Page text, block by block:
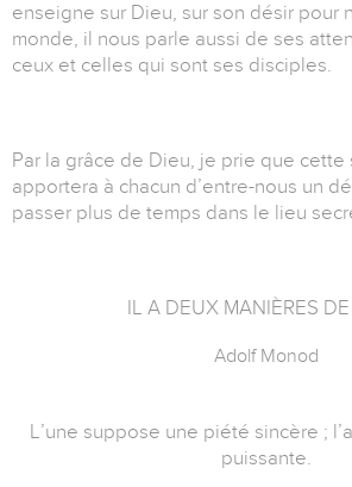
enseigne sur Dieu, sur son désir pour
monde, il nous parle aussi de ses
ceux et celles qui sont ses disciples.
Par la grâce de Dieu, je prie que cette
apportera à chacun d’entre-nous un
passer plus de temps dans le lieu
IL A DEUX MANIÈRES DE
Adolf Monod
L’une suppose une piété sincère ;
puissante.